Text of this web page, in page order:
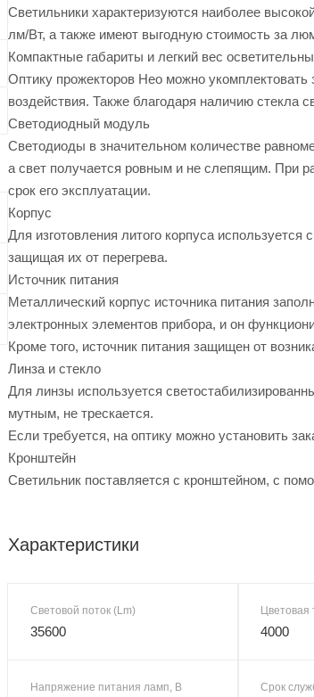
Светильники характеризуются наиболее
лм/Вт, а также имеют выгодную стоимость за
Компактные габариты и легкий вес
Оптику прожекторов Нео можно
воздействия. Также благодаря наличию стекла
Светодиодный модуль
Светодиоды в значительном количестве
а свет получается ровным и не слепящим. При
срок его эксплуатации.
Корпус
Для изготовления литого корпуса
защищая их от перегрева.
Источник питания
Металлический корпус источника питания
электронных элементов прибора, и он
Кроме того, источник питания защищен от
Линза и стекло
Для линзы используется
мутным, не трескается.
Если требуется, на оптику можно установить
Кронштейн
Светильник поставляется с кронштейном, с
Характеристики
Световой поток (Lm)
35600
Цветовая
4000
Напряжение питания ламп, В Срок